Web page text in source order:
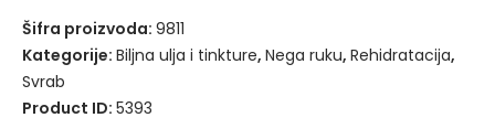
n
Šifra proizvoda: 9811
Kategorije: Biljna ulja i tinkture, Nega ruku, Rehidratacija,
Svrab
Product ID: 5393